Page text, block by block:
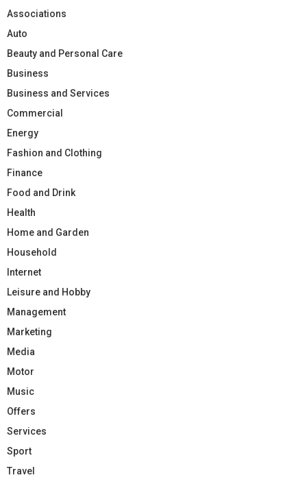
Associations
Auto
Beauty and Personal Care
Business
Business and Services
Commercial
Energy
Fashion and Clothing
Finance
Food and Drink
Health
Home and Garden
Household
Internet
Leisure and Hobby
Management
Marketing
Media
Motor
Music
Offers
Services
Sport
Travel